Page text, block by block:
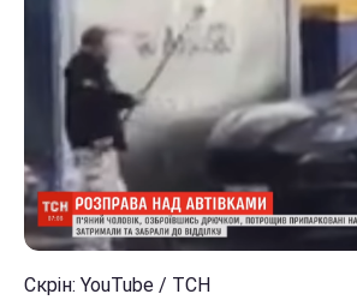
Скрін: YouTube / ТСН